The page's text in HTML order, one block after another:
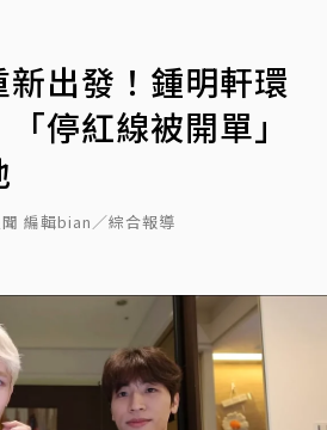
出發！鍾明軒環
停紅線被開單」
編輯bian／綜合報導